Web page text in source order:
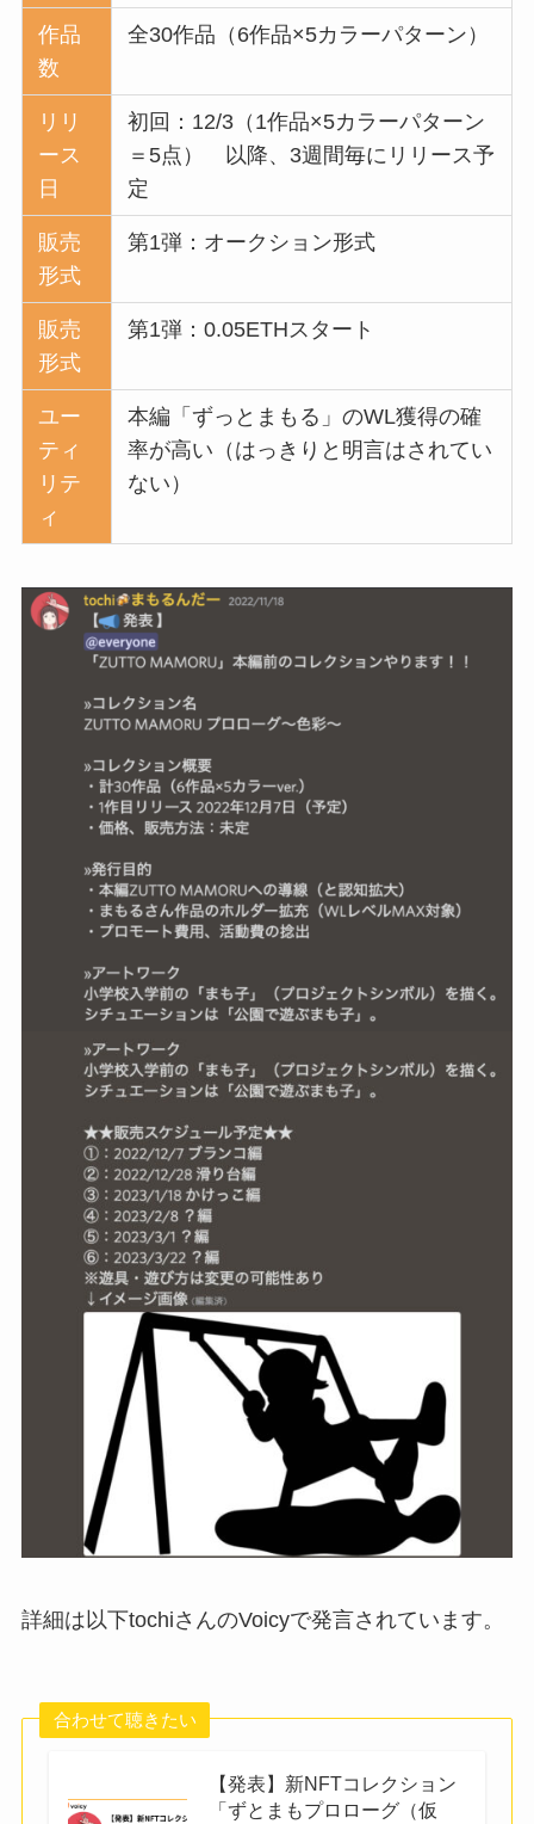
作品
数
全30作品（6作品×5カラーパターン）
リリ
ース
日
初回：12/3（1作品×5カラーパターン
＝5点） 以降、3週間毎にリリース予
定
販売
形式
第1弾：オークション形式
販売
形式
第1弾：0.05ETHスタート
ユー
ティ
リテ
ィ
本編「ずっとまもる」のWL獲得の確
率が高い（はっきりと明言はされてい
ない）
詳細は以下tochiさんのVoicyで発言されています。
合わせて聴きたい
【発表】新NFTコレクション
「ずとまもプロローグ（仮